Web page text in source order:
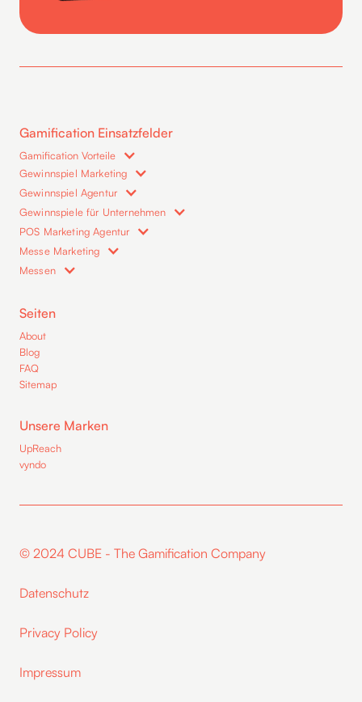
Gamification Einsatzfelder
Gamification Vorteile
Gewinnspiel Marketing
Gewinnspiel Agentur
Gewinnspiele für Unternehmen
POS Marketing Agentur
Messe Marketing
Messen
Seiten
About
Blog
FAQ
Sitemap
Unsere Marken
UpReach
vyndo
© 2024 CUBE - The Gamification Company
Datenschutz
Privacy Policy
Impressum